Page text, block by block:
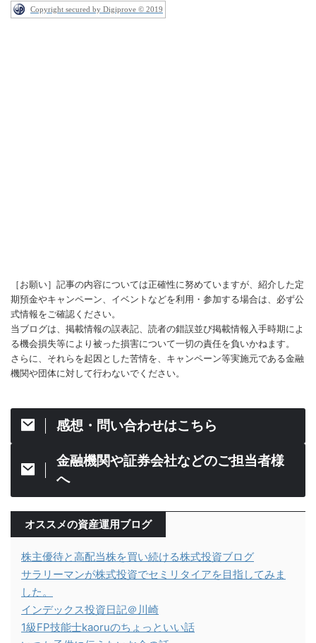
Copyright secured by Digiprove © 2019
［お願い］記事の内容については正確性に努めていますが、紹介した定
期預金やキャンペーン、イベントなどを利用・参加する場合は、必ず公
式情報をご確認ください。
当ブログは、掲載情報の誤表記、読者の錯誤並び掲載情報入手時期によ
る機会損失等により被った損害について一切の責任を負いかねます。
さらに、それらを起因とした苦情を、キャンペーン等実施元である金融
機関や団体に対して行わないでください。
感想・問い合わせはこちら
金融機関や証券会社などのご担当者様
へ
オススメの資産運用ブログ
株主優待と高配当株を買い続ける株式投資ブログ
サラリーマンが株式投資でセミリタイアを目指してみま
した。
インデックス投資日記＠川崎
1級FP技能士kaoruのちょっといい話